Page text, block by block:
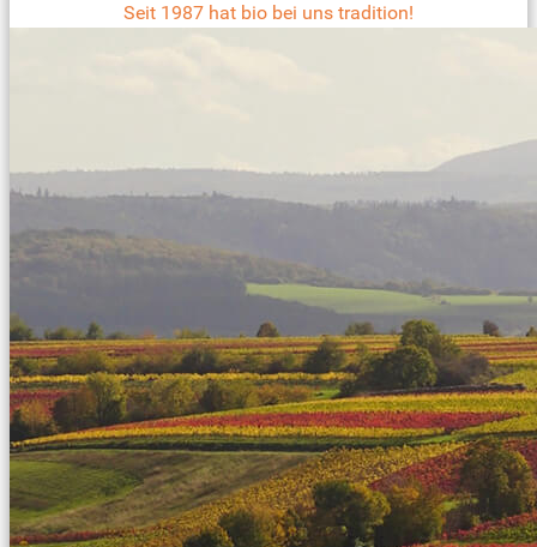
Seit 1987 hat bio bei uns tradition!